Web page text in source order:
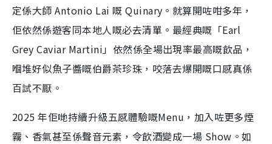
定係大師 Antonio Lai 嘅 Quinary。就算開咗咁多年，
佢依然係遊客同本地人嘅必去清單。最經典嘅「Earl
Grey Caviar Martini」依然係全場出現率最高嘅飲品，
嗰堆好似魚子醬嘅伯爵茶珍珠，咬落去爆開嘅口感真係
百試不厭。
2025 年佢哋持續升級五感體驗嘅Menu，加入咗更多煙
霧、香氣甚至係聲音元素，令飲酒變成一場 Show。如